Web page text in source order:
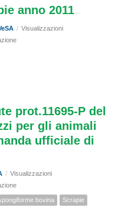
anno 2011
/ Visualizzazioni
prot.11695-P del
per gli animali
ufficiale di
/ Visualizzazioni
bovina Scrapie